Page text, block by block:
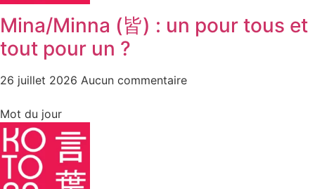
Mina/Minna (皆) : un pour tous et
tout pour un ?
26 juillet 2026 Aucun commentaire
Mot du jour